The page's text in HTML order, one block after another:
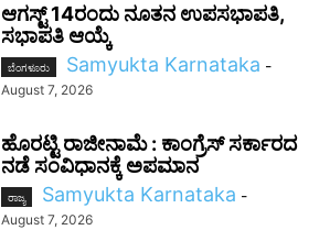
ಆಗಸ್ಟ್ 14ರಂದು ನೂತನ ಉಪಸಭಾಪತಿ,
ಸಭಾಪತಿ ಆಯ್ಕೆ
ಬೆಂಗಳೂರು Samyukta Karnataka -
August 7, 2026
ಹೊರಟ್ಟಿ ರಾಜೀನಾಮೆ : ಕಾಂಗ್ರೆಸ್ ಸರ್ಕಾರದ
ನಡೆ ಸಂವಿಧಾನಕ್ಕೆ ಅಪಮಾನ
ರಾಜ್ಯ Samyukta Karnataka -
August 7, 2026